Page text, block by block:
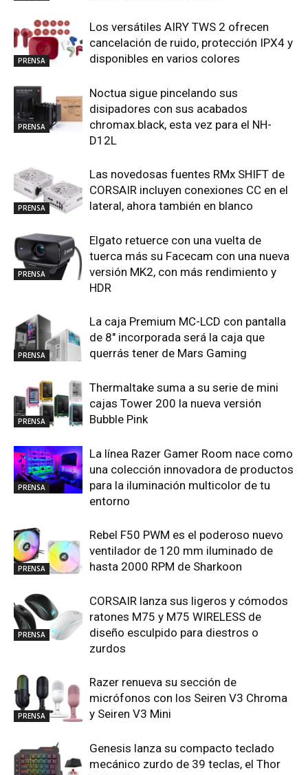
PRENSA
Los versátiles AIRY TWS 2 ofrecen
cancelación de ruido, protección IPX4 y
disponibles en varios colores
PRENSA
Noctua sigue pincelando sus
disipadores con sus acabados
chromax.black, esta vez para el NH-
D12L
PRENSA
Las novedosas fuentes RMx SHIFT de
CORSAIR incluyen conexiones CC en el
lateral, ahora también en blanco
PRENSA
Elgato retuerce con una vuelta de
tuerca más su Facecam con una nueva
versión MK2, con más rendimiento y
HDR
PRENSA
La caja Premium MC-LCD con pantalla
de 8″ incorporada será la caja que
querrás tener de Mars Gaming
PRENSA
Thermaltake suma a su serie de mini
cajas Tower 200 la nueva versión
Bubble Pink
PRENSA
La línea Razer Gamer Room nace como
una colección innovadora de productos
para la iluminación multicolor de tu
entorno
PRENSA
Rebel F50 PWM es el poderoso nuevo
ventilador de 120 mm iluminado de
hasta 2000 RPM de Sharkoon
PRENSA
CORSAIR lanza sus ligeros y cómodos
ratones M75 y M75 WIRELESS de
diseño esculpido para diestros o
zurdos
PRENSA
Razer renueva su sección de
micrófonos con los Seiren V3 Chroma
y Seiren V3 Mini
Genesis lanza su compacto teclado
mecánico zurdo de 39 teclas, el Thor